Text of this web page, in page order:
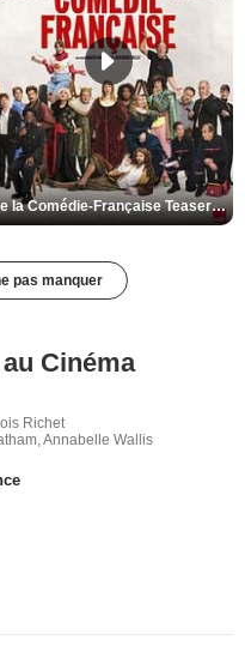
De la Comédie-Française Teaser VF
pas manquer
Cinéma
Richet
Annabelle Wallis